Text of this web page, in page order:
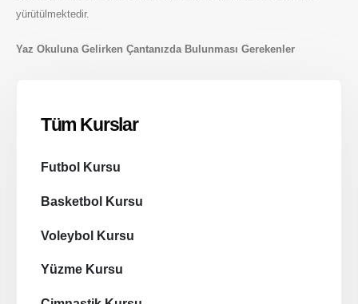
yürütülmektedir.
Yaz Okuluna Gelirken Çantanızda Bulunması Gerekenler
Services
Service Lists
Tüm Kurslar
Futbol Kursu
Basketbol Kursu
Voleybol Kursu
Yüzme Kursu